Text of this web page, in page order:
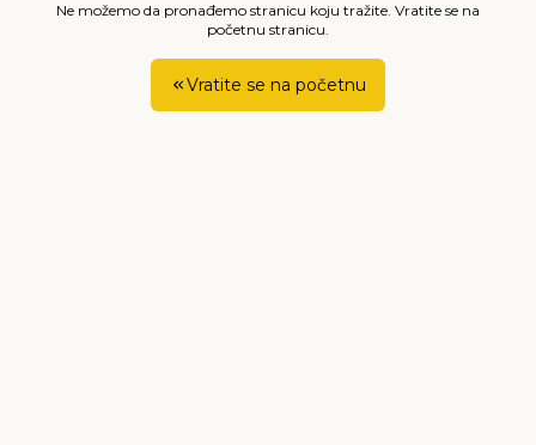
Ne možemo da pronađemo stranicu koju tražite. Vratite se na
početnu stranicu.
Vratite se na početnu